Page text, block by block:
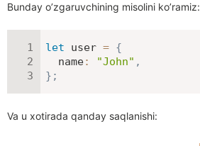
Bunday o’zgaruvchining misolini ko’ramiz:
let user = {
name: "John" ,
} ;
Va u xotirada qanday saqlanishi: